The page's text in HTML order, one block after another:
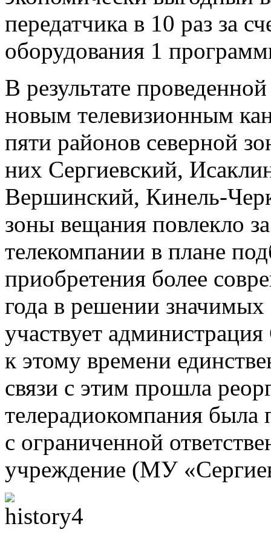
передатчика в 10 раз за
оборудования 1
В результате
новым телевизионным
пяти районов северной
них Сергиевский,
Вершинский, Кинель-
зоны вещания повлекло
телекомпании в плане
приобретения более
года в решении
участвует
к этому времени
связи с этим прошла
телерадиокомпания была
с ограниченной
учреждение (МУ